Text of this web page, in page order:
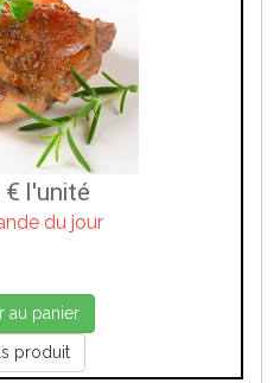
€ l'unité
du jour
au panier
produit